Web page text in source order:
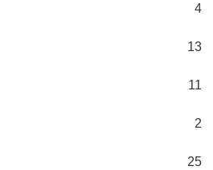
4
13
11
2
25